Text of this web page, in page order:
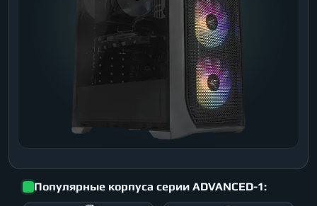
Популярные корпуса серии ADVANCED-1: